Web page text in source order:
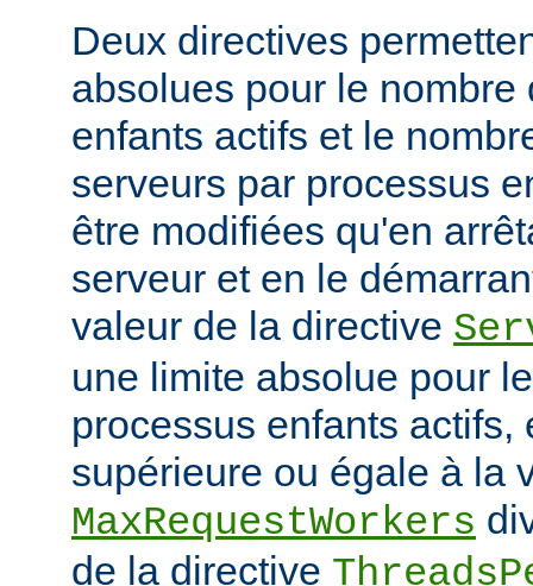
Deux directives
absolues pour le nombre
enfants actifs et le
serveurs par processus
être modifiées qu'en
serveur et en le
valeur de la directive
une limite absolue pour
processus enfants actifs,
supérieure ou égale à la
MaxRequestWorkers
de la directive